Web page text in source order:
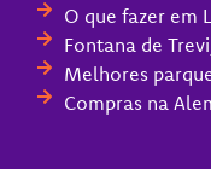
O que fazer em
Fontana de
Melhores
Compras na